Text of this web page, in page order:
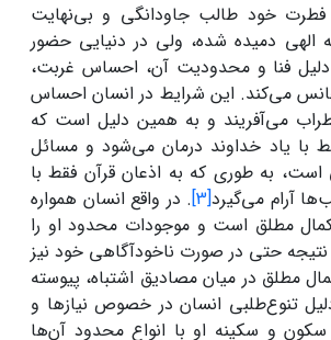
فطرت خود طالب جاودانگی و بی‌نهایت
الهی دمیده شده، ولی در دنیایی حضور
فنا و محدودیت آن، احساس غربت،
می‌کند. این شرایط در انسان احساس
می‌آفریند و به همین دلیل است که
با یاد خداوند درمان می‌شود و مسائل
به طوری که به اذعان قرآن فقط با
آرام می‌گیرد[3] . در واقع انسان همواره
مطلق است و موجودات محدود او را
نتیجه حتی در صورت ناخودآگاهی خود نیز
مطلق در میان مصادیق اشتباه، پیوسته
تنوع‌طلبی انسان در خصوص نیازها و
و سکینه او با انواع محدود آن‌ها